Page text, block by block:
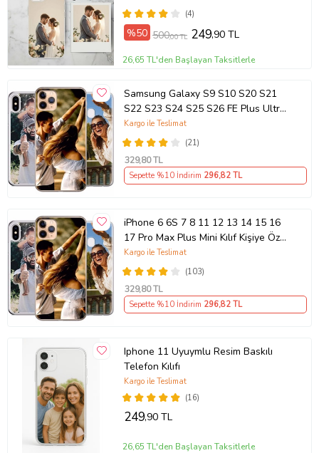
(4)
%50 500,00 TL 249,90 TL
26,65 TL'den Başlayan Taksitlerle
Samsung Galaxy S9 S10 S20 S21
S22 S23 S24 S25 S26 FE Plus Ultra
Kılıf Kişiye Özel Resimli Fotoğraflı
Silikon
(21)
Kargo ile Teslimat
329,80 TL
Sepette %10 İndirim 296,82 TL
iPhone 6 6S 7 8 11 12 13 14 15 16
17 Pro Max Plus Mini Kılıf Kişiye Özel
Resimli Fotoğraflı Silikon
(103)
Kargo ile Teslimat
329,80 TL
Sepette %10 İndirim 296,82 TL
Iphone 11 Uyuymlu Resim Baskılı
Telefon Kılıfı
(16)
Kargo ile Teslimat
249,90 TL
26,65 TL'den Başlayan Taksitlerle